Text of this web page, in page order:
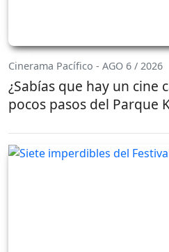
Cinerama Pacífico - AGO 6 / 2026
¿Sabías que hay un cine
pocos pasos del Parque